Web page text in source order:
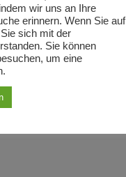
wir uns an Ihre
erinnern. Wenn Sie auf
sich mit der
Sie können
um eine